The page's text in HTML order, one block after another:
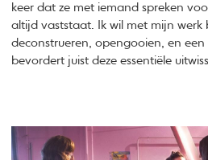
keer dat ze met iemand spreken
altijd vaststaat. Ik wil met mijn
deconstrueren, opengooien, en een
bevordert juist deze essentiële